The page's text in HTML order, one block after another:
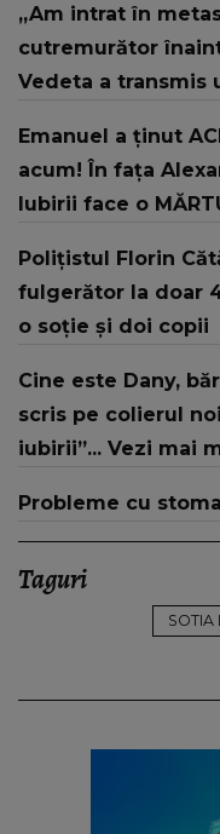
„Am intrat în
cutremurător
Vedeta a transmis
Emanuel a ținut
acum! În fața
Iubirii face o
te iubesc pentru
Polițistul Florin
fulgerător la doar
o soție și doi copii
Cine este Dany,
scris pe colierul
iubirii”... Vezi mai
Probleme cu
Taguri
SOTIA